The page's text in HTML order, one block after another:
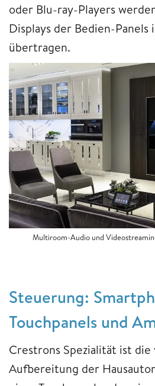
oder Blu-ray-Players
Displays der Bedien-Panels
übertragen.
Multiroom-Audio und
Steuerung:
Touchpanels und
Crestrons Spezialität ist die
Aufbereitung der